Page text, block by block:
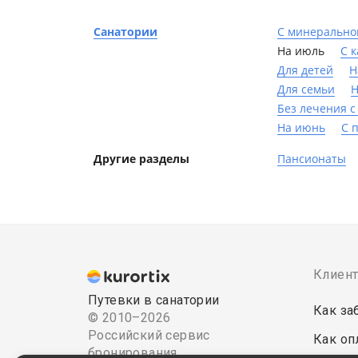
Санатории
С
На июль
С
Для детей
Для семьи
Без лечения
На июнь
С
Другие разделы Пансионаты
Путевки в санатории
© 2010–2026
Российский сервис
бронирования
Как
Как